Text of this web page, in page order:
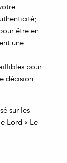
être en
une
pour
décision
sur les
Lord « Le